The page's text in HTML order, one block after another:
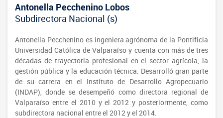
Antonella Pecchenino Lobos
Subdirectora Nacional (s)
Antonella Pecchenino es ingeniera agrónoma de la Pontificia
Universidad Católica de Valparaíso y cuenta con más de tres
décadas de trayectoria profesional en el sector agrícola, la
gestión pública y la educación técnica. Desarrolló gran parte
de su carrera en el Instituto de Desarrollo Agropecuario
(INDAP), donde se desempeñó como directora regional de
Valparaíso entre el 2010 y el 2012 y posteriormente, como
subdirectora nacional entre el 2012 y el 2014.